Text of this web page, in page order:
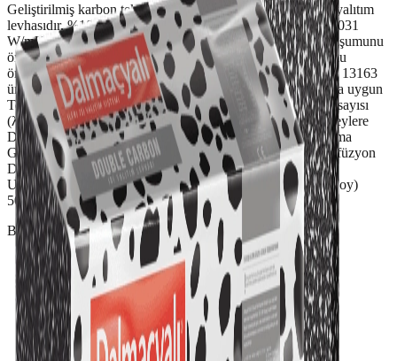
Geliştirilmiş karbon teknolojisine sahip, polistiren esaslı ısı yalıtım
levhasıdır. %10 daha yüksek ısı yalıtım performansı (λD: 0,031
W/mK) Yüksek su buharı geçirgenliği ile rutubet ve küf oluşumunu
önleme Duvarların çalışmasından kaynaklı çatlak oluşumunu
önleme İdeal boyut dengesi Suya karşı dirençli yapı TS EN 13163
ürün, TS EN 13499 sistem, ETA (ETAG 004) standartlarına uygun
Teknik Özellikler Malzeme Tipi Polistiren Isı İletkenlik Katsayısı
(λD) 0,031 W/mK Isıl Direnç (R) 0,60 – 4,80 m²K/W Yüzeylere
Dik Çekme Dayanımı ≥100 kPa %10 Deformasyonda Basma
Gerilmesi ≥50 kPa Kalınlık Toleransı ±1 mm Su Buharı Difüzyon
Direnci 20-40 μ Yangına Tepki Sınıfı (Sistem ile) B-s1,d0
Uygulama Dış Ortam Sıcaklıkları -50/+75 °C Boyut (EnxBoy)
50x100 cm Levha Kalınlığı ≥2-≤15 cm
Bayilikler